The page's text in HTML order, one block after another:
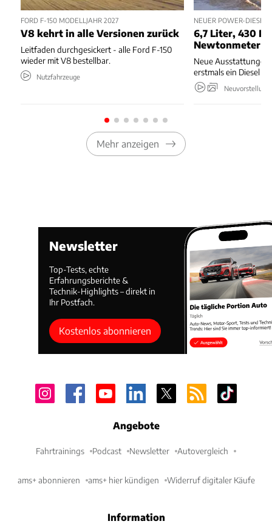
FORD F-150 MODELLJAHR 2027
V8 kehrt in alle Versionen zurück
Leitfaden durchgesickert - alle Ford F-150
wieder mit V8 bestellbar.
Nutzfahrzeuge
NEUER POWER-DIESEL
6,7 Liter, 430
Newtonmeter
Neue
erstmals ein Diesel
Mehr anzeigen
Newsletter
Top-Tests, echte
Erfahrungsberichte &
Technik-Highlights – direkt in
Ihr Postfach.
Kostenlos abonnieren
Angebote
Fahrtrainings Podcast Newsletter Autovergleich
ams+ abonnieren ams+ hier kündigen Widerruf digitaler Käufe
Information